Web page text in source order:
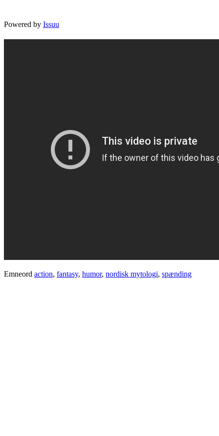
Powered by Issuu
Emneord action, fantasy, humor, nordisk mytologi, spænding